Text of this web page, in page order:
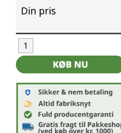
Din pris